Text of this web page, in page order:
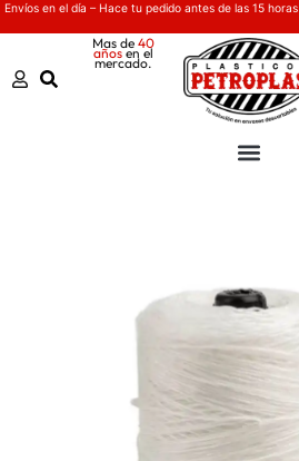
Envíos en el día – Hace tu pedido antes de las 15 horas
Mas de 40
añosen el
mercado.